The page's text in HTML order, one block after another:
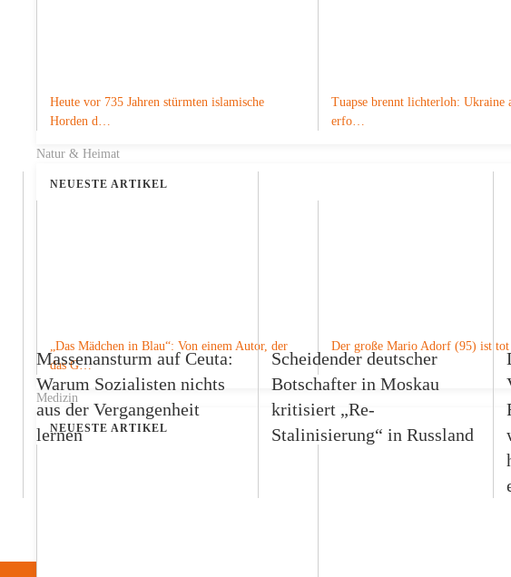
Heute vor 735 Jahren stürmten islamische
Horden d…
Tuapse brennt lichterloh: Ukraine
erfo…
Natur & Heimat
NEUESTE ARTIKEL
„Das Mädchen in Blau“: Von einem Autor, der
das G…
Der große Mario Adorf (95) ist tot
Medizin
NEUESTE ARTIKEL
NEUESTE INNEN
NEUESTE POLITIK
Massenansturm auf Ceuta:
Warum Sozialisten nichts
aus der Vergangenheit
lernen
Scheidender deutscher
Botschafter in Moskau
kritisiert „Re-
Stalinisierung“ in Russland